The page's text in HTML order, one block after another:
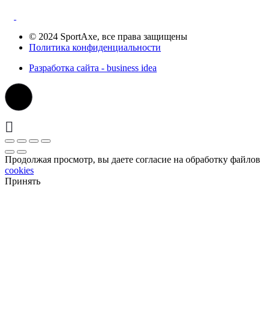
© 2024 SportAxe, все права защищены
Политика конфиденциальности
Разработка сайта - business idea
Продолжая просмотр, вы даете согласие на обработку файлов
cookies
Принять